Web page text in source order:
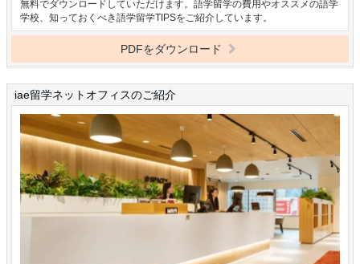
無料でダウンロードしていただけます。語学留学の費用やオススメの語学
学校、知っておくべき語学留学TIPSをご紹介しています。
PDFをダウンロード
iae留学ネットオフィスのご紹介